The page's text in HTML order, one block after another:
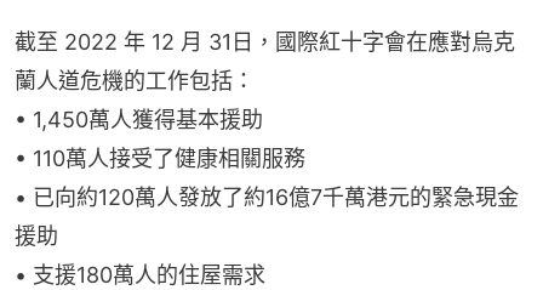
截至 2022 年 12 月 31日，國際紅十字會在應對烏克
蘭人道危機的工作包括：
• 1,450萬人獲得基本援助
• 110萬人接受了健康相關服務
• 已向約120萬人發放了約16億7千萬港元的緊急現金
援助
• 支援180萬人的住屋需求